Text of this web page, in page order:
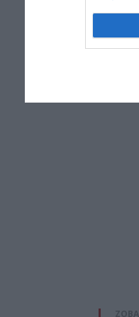
Stan